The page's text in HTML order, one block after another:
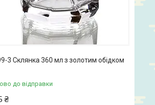
3 Склянка 360 мл з золотим обідком
до відправки
₴